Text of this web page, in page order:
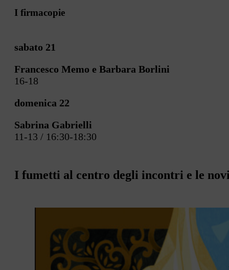
I firmacopie
sabato 21
Francesco Memo e Barbara Borlini
16-18
domenica 22
Sabrina Gabrielli
11-13 / 16:30-18:30
I fumetti al centro degli incontri e le